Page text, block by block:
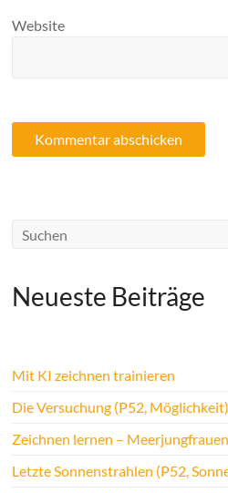
Website
Neueste Beiträge
Mit KI zeichnen trainieren
Die Versuchung (P52, Möglichkeit)
Zeichnen lernen –
Letzte Sonnenstrahlen (P52,